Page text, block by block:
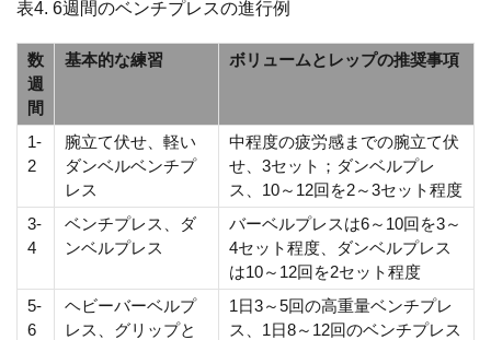
表4. 6週間のベンチプレスの進行例
数
週
間
基本的な練習 ボリュームとレップの推奨事項
1-
2
腕立て伏せ、軽い
ダンベルベンチプ
レス
中程度の疲労感までの腕立て伏
せ、3セット；ダンベルプレ
ス、10～12回を2～3セット程度
3-
4
ベンチプレス、ダ
ンベルプレス
バーベルプレスは6～10回を3～
4セット程度、ダンベルプレス
は10～12回を2セット程度
5-
6
ヘビーバーベルプ
レス、グリップと
1日3～5回の高重量ベンチプレ
ス、1日8～12回のベンチプレス